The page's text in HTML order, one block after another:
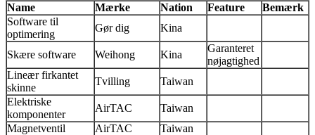
Name Mærke Nation Feature
Bemærk
Software til
optimering
Gør dig Kina
Skære software Weihong Kina
Garanteret
nøjagtighed
Lineær firkantet
skinne
Tvilling
Taiwan
Elektriske
komponenter
AirTAC
Taiwan
Magnetventil
AirTAC
Taiwan